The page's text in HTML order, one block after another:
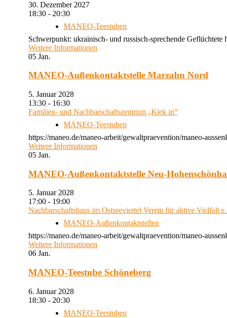
30. Dezember 2027
18:30 - 20:30
MANEO-Teestuben
Schwerpunkt: ukrainisch- und russisch-sprechende
Weitere Informationen
05 Jan.
MANEO-Außenkontaktstelle Marzahn Nord
5. Januar 2028
13:30 - 16:30
Familien- und Nachbarschaftszentrum „Kiek in“
MANEO-Teestuben
https://maneo.de/maneo-arbeit/gewaltpraevention/maneo-
Weitere Informationen
05 Jan.
MANEO-Außenkontaktstelle Neu-
5. Januar 2028
17:00 - 19:00
Nachbarschaftshaus im Ostseeviertel Verein für aktive Vielfalt
MANEO-Außenkontaktstellen
https://maneo.de/maneo-arbeit/gewaltpraevention/maneo-
Weitere Informationen
06 Jan.
MANEO-Teestube Schöneberg
6. Januar 2028
18:30 - 20:30
MANEO-Teestuben